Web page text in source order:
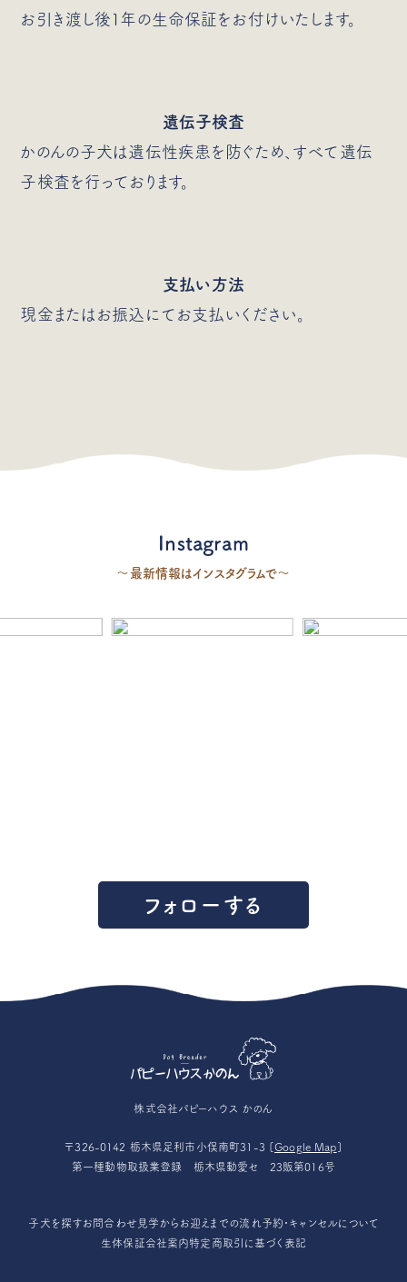
お引き渡し後1年の生命保証をお付けいたします。
遺伝子検査
かのんの子犬は遺伝性疾患を防ぐため、すべて遺伝
子検査を行っております。
支払い方法
現金またはお振込にてお支払いください。
Instagram
〜最新情報はインスタグラムで〜
フォローする
株式会社パピーハウス かのん
〒326-0142 栃木県足利市小俣南町31-3 [Google Map ]
第一種動物取扱業登録 栃木県動愛セ 23販第016号
子犬を探すお問合わせ 見学からお迎えまでの流れ 予約・キャンセルについて
生体保証会社案内特定商取引に基づく表記